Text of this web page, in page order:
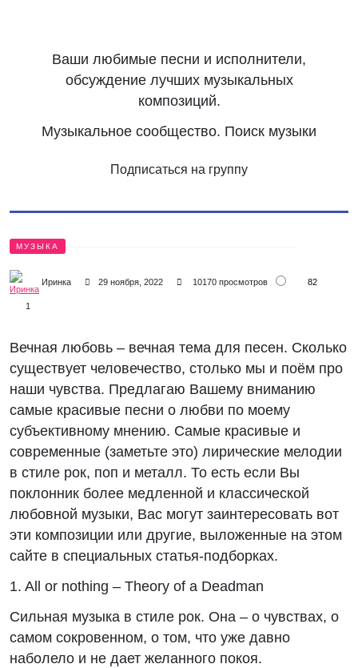
Ваши любимые песни и исполнители,
обсуждение лучших музыкальных
композиций.
Музыкальное сообщество. Поиск музыки
Подписаться на группу
МУЗЫКА
Иринка 29 ноября, 2022 10170 просмотров 82
1
Вечная любовь – вечная тема для песен. Сколько
существует человечество, столько мы и поём про
наши чувства. Предлагаю Вашему вниманию
самые красивые песни о любви по моему
субъективному мнению. Самые красивые и
современные (заметьте это) лирические мелодии
в стиле рок, поп и металл. То есть если Вы
поклонник более медленной и классической
любовной музыки, Вас могут заинтересовать вот
эти композиции или другие, выложенные на этом
сайте в специальных статья-подборках.
1. All or nothing – Theory of a Deadman
Сильная музыка в стиле рок. Она – о чувствах, о
самом сокровенном, о том, что уже давно
наболело и не дает желанного покоя.